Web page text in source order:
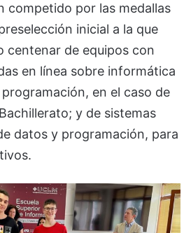
competido por las medallas
inicial a la que
centenar de equipos con
en línea sobre informática
en el caso de
y de sistemas
datos y programación, para